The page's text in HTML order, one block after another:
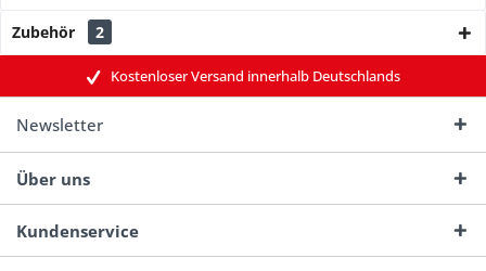
Zubehör 2
Kostenloser Versand innerhalb Deutschlands
Newsletter
Über uns
Kundenservice